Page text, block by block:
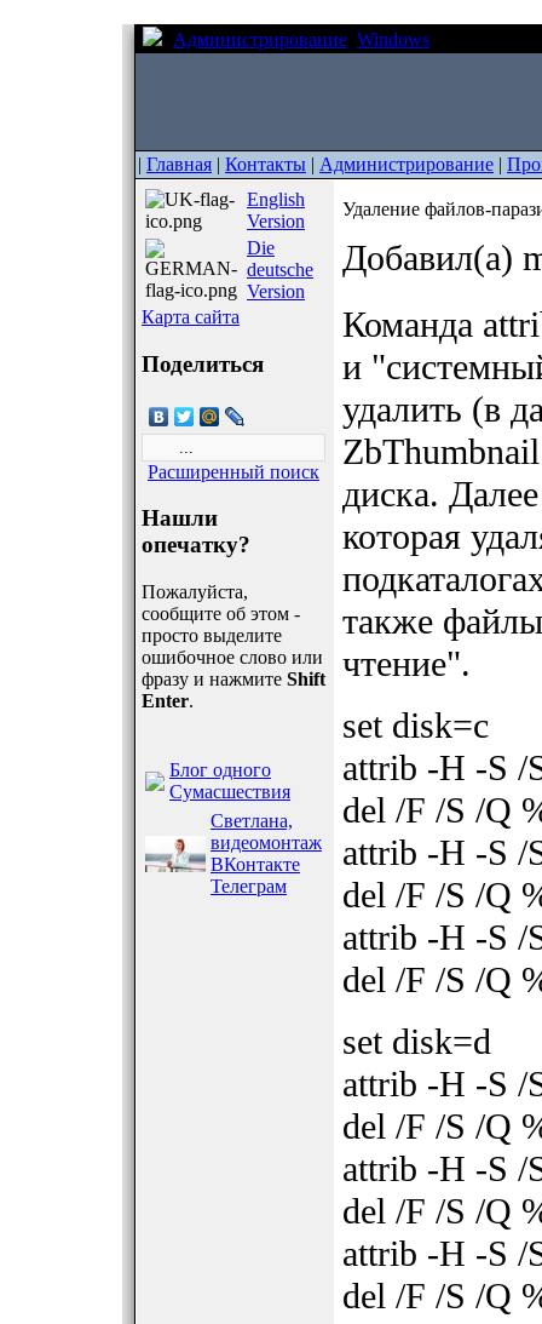
Администрирование Windows
| Главная | Контакты | Администрирование |
English
Version
Die
deutsche
Version
Карта сайта
Поделиться
Расширенный поиск
Нашли
опечатку?
Пожалуйста,
сообщите об этом -
просто выделите
ошибочное слово или
фразу и нажмите Shift
Enter.
Блог одного
Сумасшествия
Светлана,
видеомонтаж
ВКонтакте
Телеграм
Удаление файлов-
Добавил(а)
Команда
и
удалить (в
диска.
которая
также
чтение".
set disk=c
attrib -H -S /
del /F /S /Q
attrib -H -S /
del /F /S /Q
attrib -H -S /
del /F /S /Q
set disk=d
attrib -H -S /
del /F /S /Q
attrib -H -S /
del /F /S /Q
attrib -H -S /
del /F /S /Q